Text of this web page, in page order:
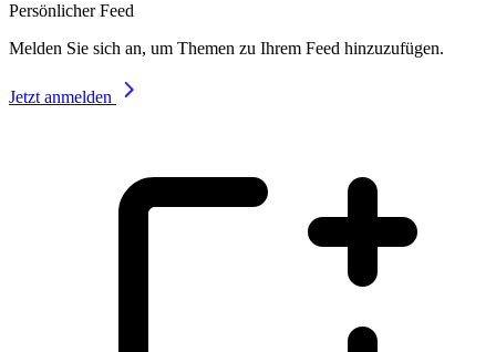
Persönlicher Feed
Melden Sie sich an, um Themen zu Ihrem Feed hinzuzufügen.
Jetzt anmelden